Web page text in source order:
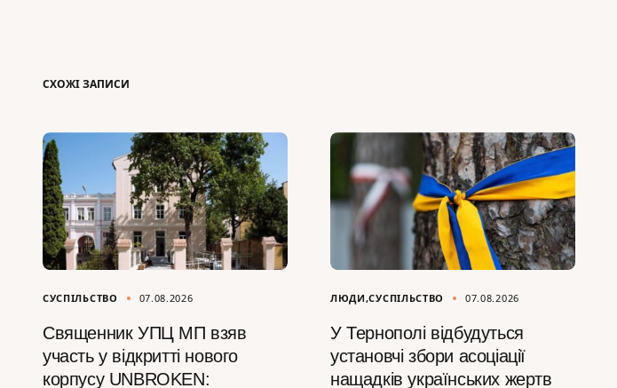
СХОЖІ ЗАПИСИ
СУСПІЛЬСТВО 07.08.2026
Священник УПЦ МП взяв
участь у відкритті нового
корпусу UNBROKEN:
ЛЮДИ СУСПІЛЬСТВО 07.08.2026
У Тернополі відбудуться
установчі збори асоціації
нащадків українських жертв